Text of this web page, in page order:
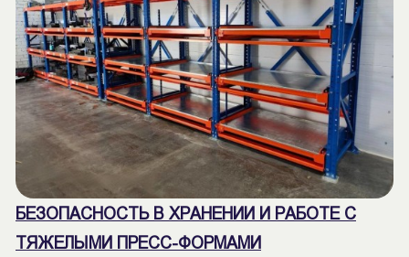
БЕЗОПАСНОСТЬ В ХРАНЕНИИ И РАБОТЕ С
ТЯЖЕЛЫМИ ПРЕСС-ФОРМАМИ